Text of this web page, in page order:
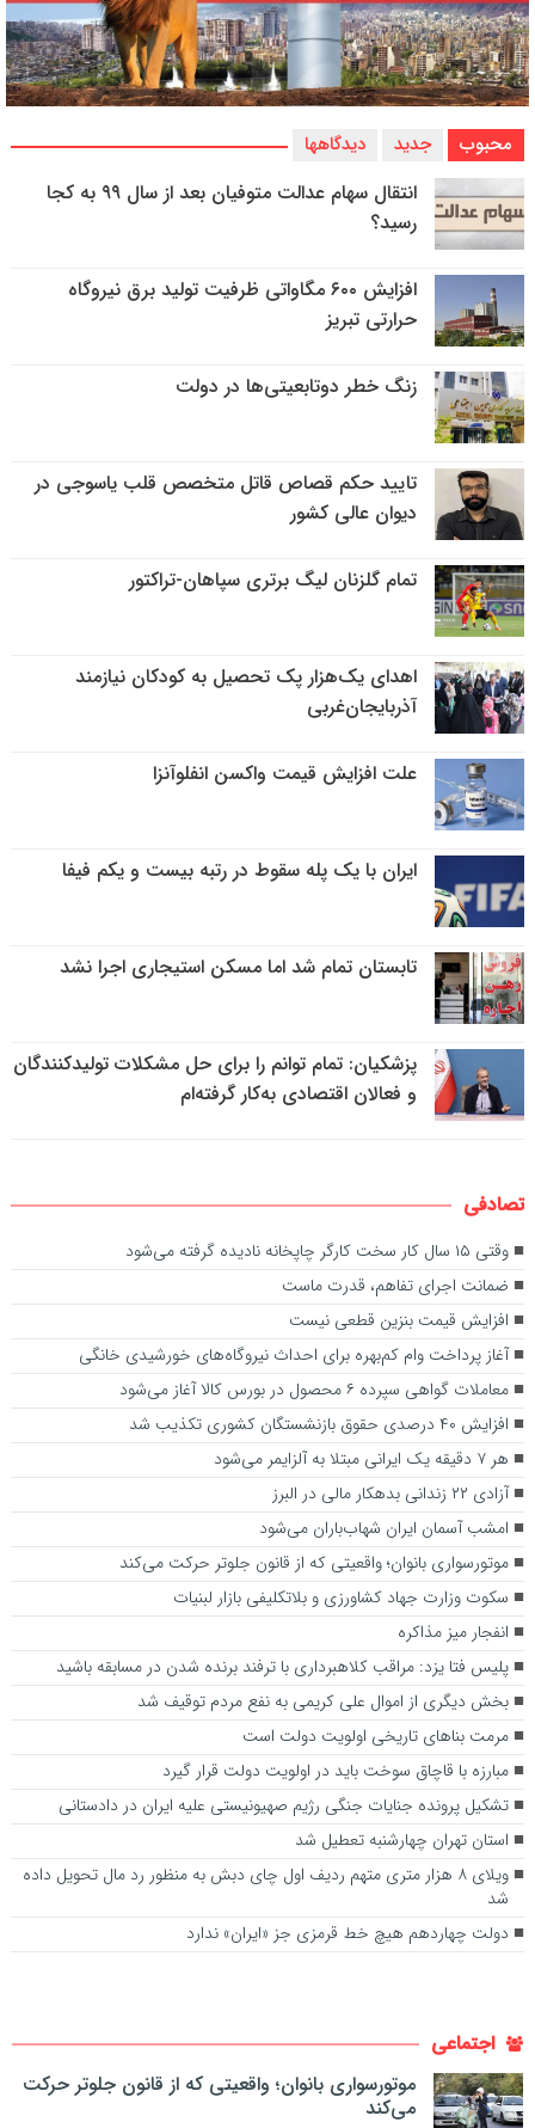
محبوب جدید دیدگاهها
انتقال سهام عدالت متوفیان بعد از سال ۹۹ به کجا
رسید؟
افزایش ۶۰۰ مگاواتی ظرفیت تولید برق نیروگاه
حرارتی تبریز
زنگ خطر دوتابعیتی‌ها در دولت
تایید حکم قصاص قاتل متخصص قلب یاسوجی در
دیوان عالی کشور
تمام گلزنان لیگ‌ برتری سپاهان-تراکتور
اهدای یک‌هزار پک تحصیل به کودکان نیازمند
آذربایجان‌غربی
علت افزایش قیمت واکسن انفلوآنزا
ایران با یک پله سقوط در رتبه بیست و یکم فیفا
تابستان تمام شد اما مسکن استیجاری اجرا نشد
پزشکیان: تمام توانم را برای حل مشکلات تولیدکنندگان
و فعالان اقتصادی به‌کار گرفته‌ام
تصادفی
وقتی ۱۵ سال کار سخت کارگر چاپخانه نادیده گرفته می‌شود
ضمانت اجرای تفاهم، قدرت ماست
افزایش قیمت بنزین قطعی نیست
آغاز پرداخت وام کم‌بهره برای احداث نیروگاه‌های خورشیدی خانگی
معاملات گواهی سپرده ۶ محصول در بورس کالا آغاز می‌شود
افزایش ۴۰ درصدی حقوق بازنشستگان کشوری تکذیب شد
هر ۷ دقیقه یک ایرانی مبتلا به آلزایمر می‌شود
آزادی ۲۲ زندانی بدهکار مالی در البرز
امشب آسمان ایران شهاب‌باران می‌شود
موتورسواری بانوان؛ واقعیتی که از قانون جلوتر حرکت می‌کند
سکوت وزارت جهاد کشاورزی و بلاتکلیفی بازار لبنیات
انفجار میز مذاکره
پلیس فتا یزد: مراقب کلاهبرداری با ترفند برنده شدن در مسابقه باشید
بخش دیگری از اموال علی کریمی به نفع مردم توقیف شد
مرمت بناهای تاریخی اولویت دولت است
مبارزه با قاچاق سوخت باید در اولویت دولت قرار گیرد
تشکیل پرونده جنایات جنگی رژیم صهیونیستی علیه ایران در دادستانی
استان تهران چهارشنبه تعطیل شد
ویلای ۸ هزار متری متهم ردیف اول چای دبش به منظور رد مال تحویل داده
شد
دولت چهاردهم هیچ خط قرمزی جز «ایران» ندارد
اجتماعی
موتورسواری بانوان؛ واقعیتی که از قانون جلوتر حرکت
می‌کند